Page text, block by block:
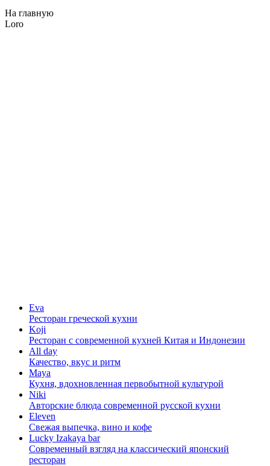
На главную
Loro
Eva
Ресторан греческой кухни
Koji
Ресторан с cовременной кухней Китая и Индонезии
All day
Качество, вкус и ритм
Maya
Кухня, вдохновленная первобытной культурой
Niki
Авторские блюда современной русской кухни
Eleven
Свежая выпечка, вино и кофе
Lucky Izakaya bar
Современный взгляд на классический японский
ресторан